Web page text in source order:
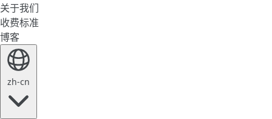
关于我们
收费标准
博客
zh-cn